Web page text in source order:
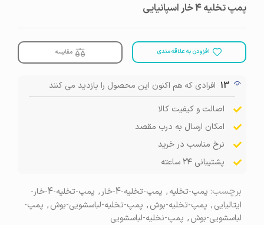
پمپ تخلیه 4 خار اسپانیایی
افزودن به علاقه مندی مقایسه
13 افرادی که هم اکنون این محصول را بازدید می کنند
اصالت و کیفیت کالا
امکان ارسال به درب مقصد
نرخ مناسب در خرید
پشتیبانی ۲۴ ساعته
برچسب: پمپ-تخلیه, پمپ-تخلیه-4-خار ,
پمپ-تخلیه-4-خار-
ایتالیایی, پمپ-تخلیه-بوش, پمپ-تخلیه-لباسشویی-بوش, پمپ-
لباسشویی-بوش, پمپ-نخلیه-لباسشویی